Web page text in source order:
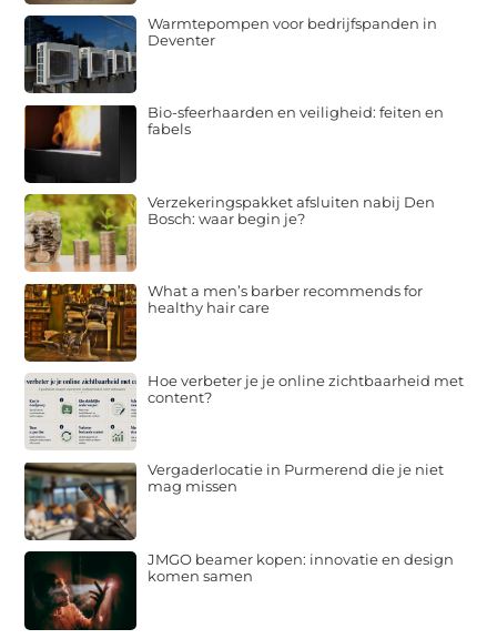
Warmtepompen voor bedrijfspanden in
Deventer
Bio-sfeerhaarden en veiligheid: feiten en
fabels
Verzekeringspakket afsluiten nabij Den
Bosch: waar begin je?
What a men’s barber recommends for
healthy hair care
Hoe verbeter je je online zichtbaarheid met
content?
Vergaderlocatie in Purmerend die je niet
mag missen
JMGO beamer kopen: innovatie en design
komen samen